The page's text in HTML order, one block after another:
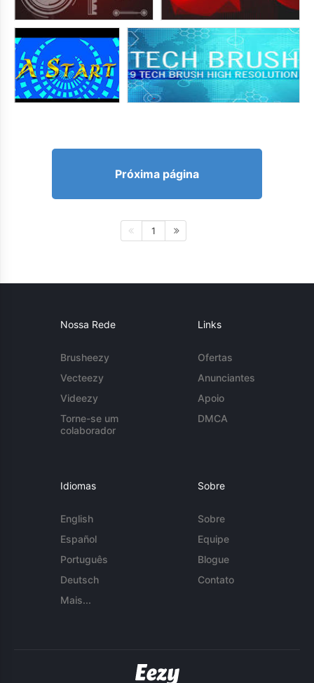
Próxima página
1
Nossa Rede
Brusheezy
Vecteezy
Videezy
Torne-se um
colaborador
Links
Ofertas
Anunciantes
Apoio
DMCA
Idiomas
English
Español
Português
Deutsch
Mais...
Sobre
Sobre
Equipe
Blogue
Contato